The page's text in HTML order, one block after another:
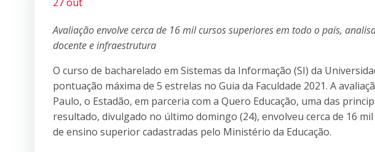
Avaliação envolve cerca de 16 mil cursos superiores em todo o país,
docente e infraestrutura
O curso de bacharelado em Sistemas da Informação (SI) da
pontuação máxima de 5 estrelas no Guia da Faculdade 2021. A
Paulo, o Estadão, em parceria com a Quero Educação, uma das
resultado, divulgado no último domingo (24), envolveu cerca de 16
de ensino superior cadastradas pelo Ministério da Educação.